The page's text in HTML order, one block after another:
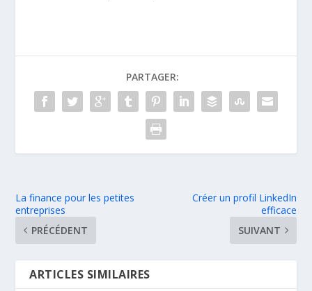
PARTAGER:
La finance pour les petites
entreprises
PRÉCÉDENT
Créer un profil LinkedIn
efficace
SUIVANT
ARTICLES SIMILAIRES